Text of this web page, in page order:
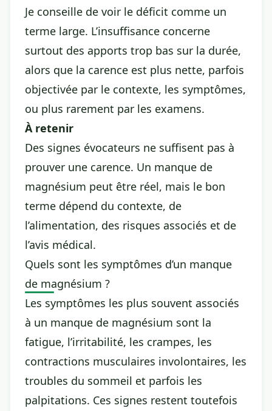
Je conseille de voir le déficit comme un
terme large. L’insuffisance concerne
surtout des apports trop bas sur la durée,
alors que la carence est plus nette, parfois
objectivée par le contexte, les symptômes,
ou plus rarement par les examens.
À retenir
Des signes évocateurs ne suffisent pas à
prouver une carence. Un manque de
magnésium peut être réel, mais le bon
terme dépend du contexte, de
l’alimentation, des risques associés et de
l’avis médical.
Quels sont les symptômes d’un manque
de magnésium ?
Les symptômes les plus souvent associés
à un manque de magnésium sont la
fatigue, l’irritabilité, les crampes, les
contractions musculaires involontaires, les
troubles du sommeil et parfois les
palpitations. Ces signes restent toutefois